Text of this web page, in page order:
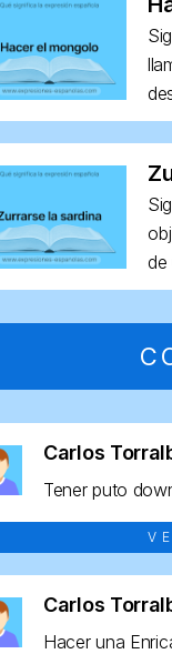
de
Carlos
Tener puto
Carlos
Hacer una